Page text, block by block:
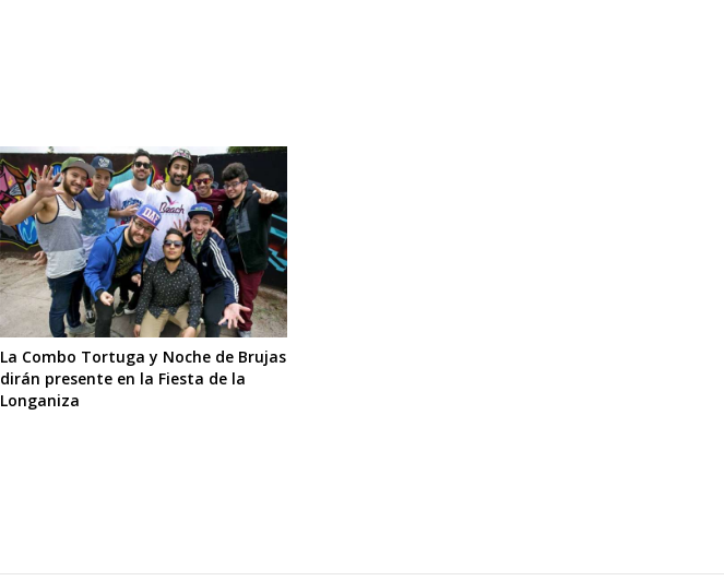
La Combo Tortuga y Noche de Brujas
dirán presente en la Fiesta de la
Longaniza